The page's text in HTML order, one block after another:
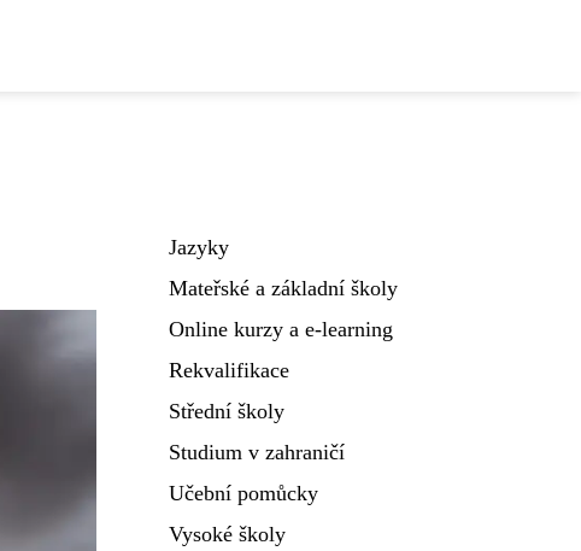
Jazyky
Mateřské a základní školy
Online kurzy a e-learning
Rekvalifikace
Střední školy
Studium v zahraničí
Učební pomůcky
Vysoké školy